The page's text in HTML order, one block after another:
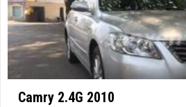
Camry 2.4G 2010